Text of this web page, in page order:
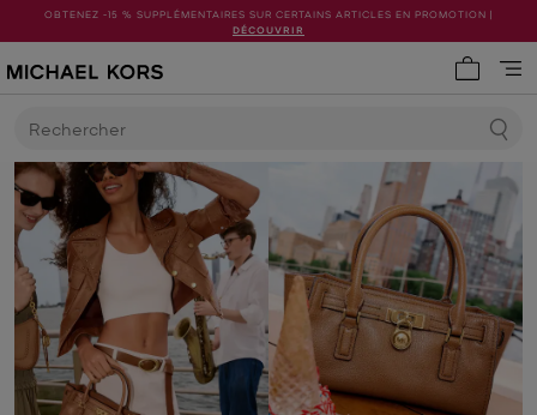
OBTENEZ -15 % SUPPLÉMENTAIRES SUR CERTAINS ARTICLES EN PROMOTION |
DÉCOUVRIR
Rechercher